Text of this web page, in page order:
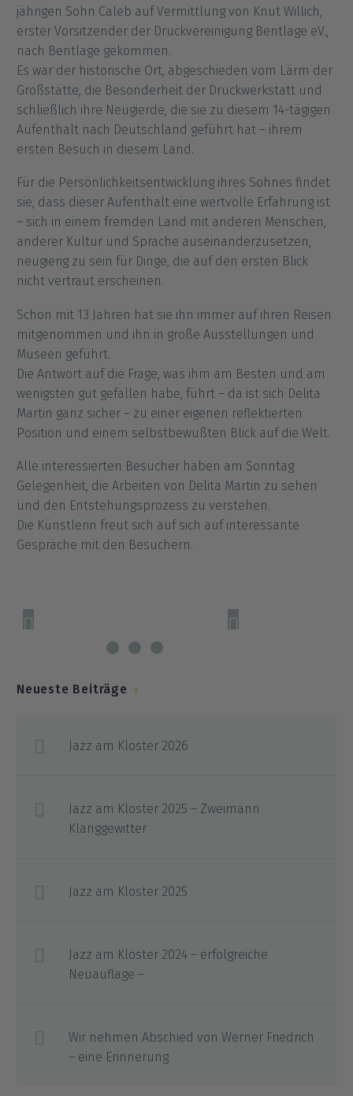
jährigen Sohn Caleb auf Vermittlung von Knut Willich,
erster Vorsitzender der Druckvereinigung Bentlage eV.,
nach Bentlage gekommen.
Es war der historische Ort, abgeschieden vom Lärm der
Großstätte, die Besonderheit der Druckwerkstatt und
schließlich ihre Neugierde, die sie zu diesem 14-tägigen
Aufenthalt nach Deutschland geführt hat – ihrem
ersten Besuch in diesem Land.
Für die Persönlichkeitsentwicklung ihres Sohnes findet
sie, dass dieser Aufenthalt eine wertvolle Erfahrung ist
– sich in einem fremden Land mit anderen Menschen,
anderer Kultur und Sprache auseinanderzusetzen,
neugierig zu sein für Dinge, die auf den ersten Blick
nicht vertraut erscheinen.
Schon mit 13 Jahren hat sie ihn immer auf ihren Reisen
mitgenommen und ihn in große Ausstellungen und
Museen geführt.
Die Antwort auf die Frage, was ihm am Besten und am
wenigsten gut gefallen habe, führt – da ist sich Delita
Martin ganz sicher – zu einer eigenen reflektierten
Position und einem selbstbewußten Blick auf die Welt.
Alle interessierten Besucher haben am Sonntag
Gelegenheit, die Arbeiten von Delita Martin zu sehen
und den Entstehungsprozess zu verstehen.
Die Künstlerin freut sich auf sich auf interessante
Gespräche mit den Besuchern.
Neueste Beiträge
Jazz am Kloster 2026
Jazz am Kloster 2025 – Zweimann
Klanggewitter
Jazz am Kloster 2025
Jazz am Kloster 2024 – erfolgreiche
Neuauflage –
Wir nehmen Abschied von Werner Friedrich
– eine Erinnerung